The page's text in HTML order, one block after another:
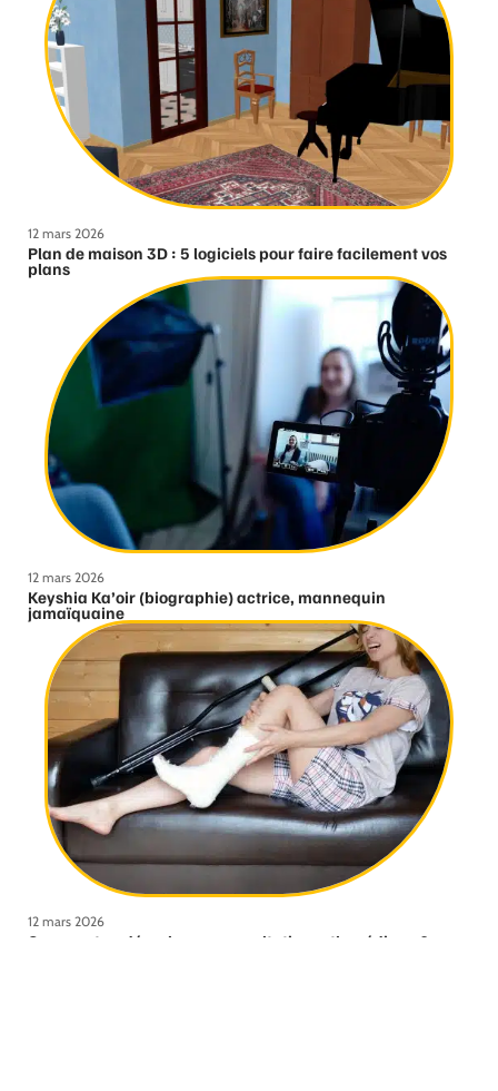
12 mars 2026
Plan de maison 3D : 5 logiciels pour faire facilement vos
plans
12 mars 2026
Keyshia Ka’oir (biographie) actrice, mannequin
jamaïquaine
12 mars 2026
Comment se déroule une consultation orthopédique ?